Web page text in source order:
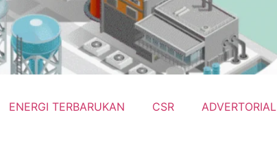
ENERGI TERBARUKAN CSR ADVERTORIAL